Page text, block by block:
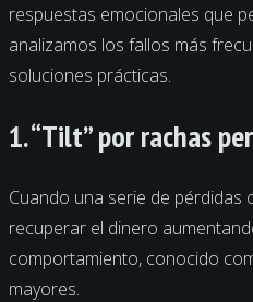
respuestas emocionales que
analizamos los fallos más
soluciones prácticas.
1. “Tilt” por rachas
Cuando una serie de pérdidas
recuperar el dinero
comportamiento, conocido
mayores.